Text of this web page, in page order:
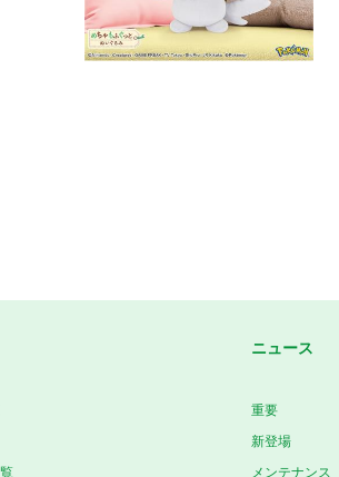
ニュース
重要
新登場
メンテナンス